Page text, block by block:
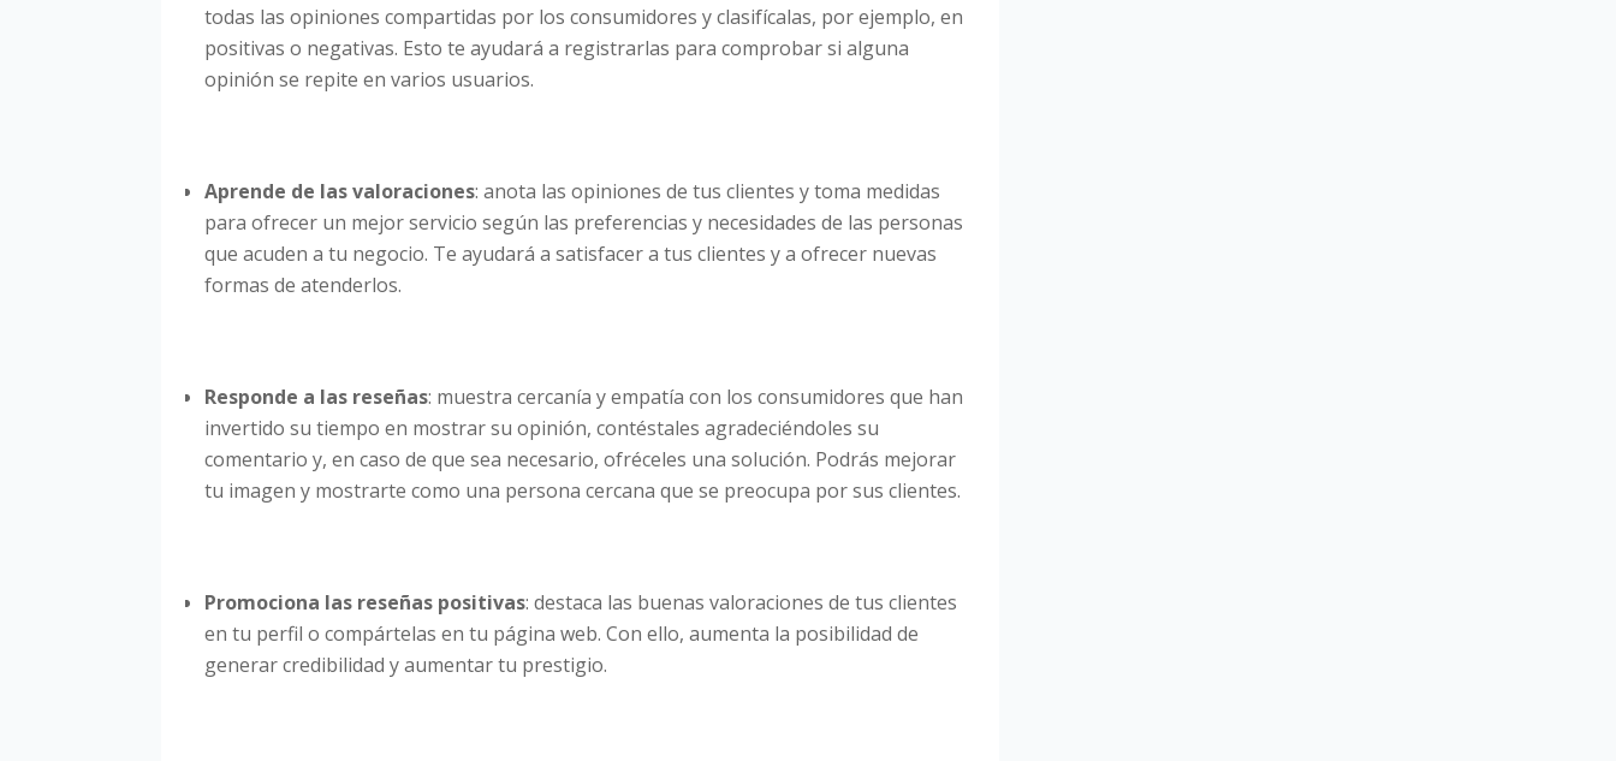
todas las opiniones compartidas por los consumidores y clasifícalas, por ejemplo, en
positivas o negativas. Esto te ayudará a registrarlas para comprobar si alguna
opinión se repite en varios usuarios.
Aprende de las valoraciones: anota las opiniones de tus clientes y toma medidas
para ofrecer un mejor servicio según las preferencias y necesidades de las personas
que acuden a tu negocio. Te ayudará a satisfacer a tus clientes y a ofrecer nuevas
formas de atenderlos.
Responde a las reseñas: muestra cercanía y empatía con los consumidores que han
invertido su tiempo en mostrar su opinión, contéstales agradeciéndoles su
comentario y, en caso de que sea necesario, ofréceles una solución. Podrás mejorar
tu imagen y mostrarte como una persona cercana que se preocupa por sus clientes.
Promociona las reseñas positivas: destaca las buenas valoraciones de tus clientes
en tu perfil o compártelas en tu página web. Con ello, aumenta la posibilidad de
generar credibilidad y aumentar tu prestigio.